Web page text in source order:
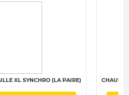
XL SYNCHRO (LA PAIRE)